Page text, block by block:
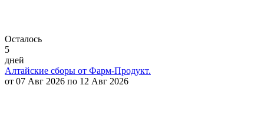
Осталось
5
дней
Алтайские сборы от Фарм-Продукт.
от 07 Авг 2026 по 12 Авг 2026